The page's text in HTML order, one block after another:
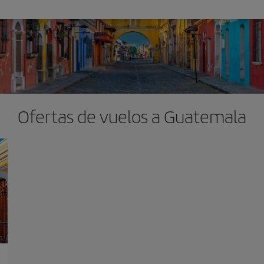
Ofertas de vuelos a Guatemala